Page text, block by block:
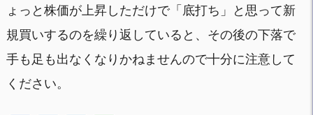
ょっと株価が上昇しただけで「底打ち」と思って新
規買いするのを繰り返していると、その後の下落で
手も足も出なくなりかねませんので十分に注意して
ください。